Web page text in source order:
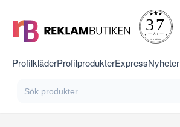
ProfilkläderProfilprodukterExpressNyheter